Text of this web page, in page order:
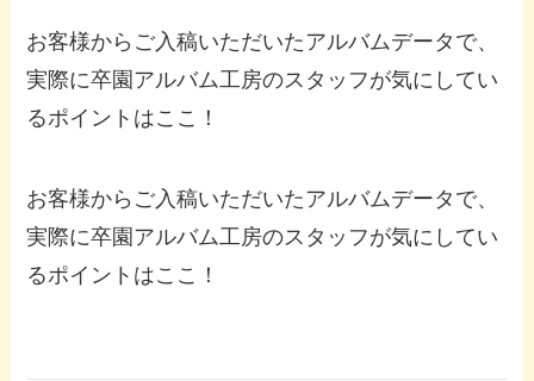
お客様からご入稿いただいたアルバムデータで、
実際に卒園アルバム工房のスタッフが気にしてい
るポイントはここ！
お客様からご入稿いただいたアルバムデータで、
実際に卒園アルバム工房のスタッフが気にしてい
るポイントはここ！